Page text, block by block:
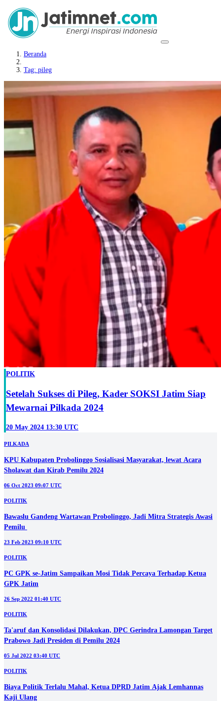
Beranda
Tag: pileg
POLITIK
Setelah Sukses di Pileg, Kader SOKSI Jatim Siap
Mewarnai Pilkada 2024
20 May 2024 13:30 UTC
PILKADA
KPU Kabupaten Probolinggo Sosialisasi Masyarakat, lewat Acara
Sholawat dan Kirab Pemilu 2024
06 Oct 2023 09:07 UTC
POLITIK
Bawaslu Gandeng Wartawan Probolinggo, Jadi Mitra Strategis Awasi
Pemilu
23 Feb 2023 09:10 UTC
POLITIK
PC GPK se-Jatim Sampaikan Mosi Tidak Percaya Terhadap Ketua
GPK Jatim
26 Sep 2022 01:40 UTC
POLITIK
Ta'aruf dan Konsolidasi Dilakukan, DPC Gerindra Lamongan Target
Prabowo Jadi Presiden di Pemilu 2024
05 Jul 2022 03:40 UTC
POLITIK
Biaya Politik Terlalu Mahal, Ketua DPRD Jatim Ajak Lemhannas
Kaji Ulang